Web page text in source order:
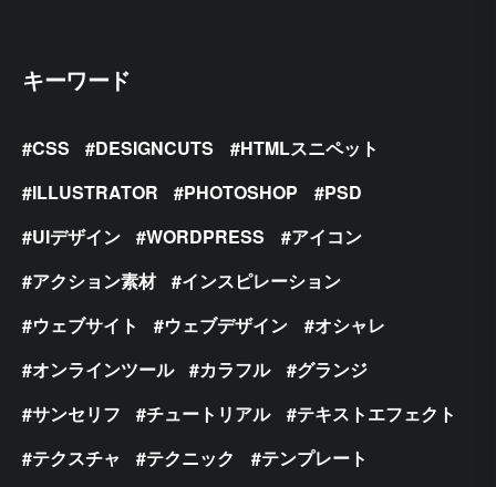
キーワード
CSS DESIGNCUTS
HTMLスニペット
ILLUSTRATOR
PHOTOSHOP
PSD
UIデザイン
WORDPRESS
アイコン
アクション素材
インスピレーション
ウェブサイト
ウェブデザイン
オシャレ
オンラインツール
カラフル
グランジ
サンセリフ
チュートリアル
テキストエフェクト
テクスチャ
テクニック
テンプレート